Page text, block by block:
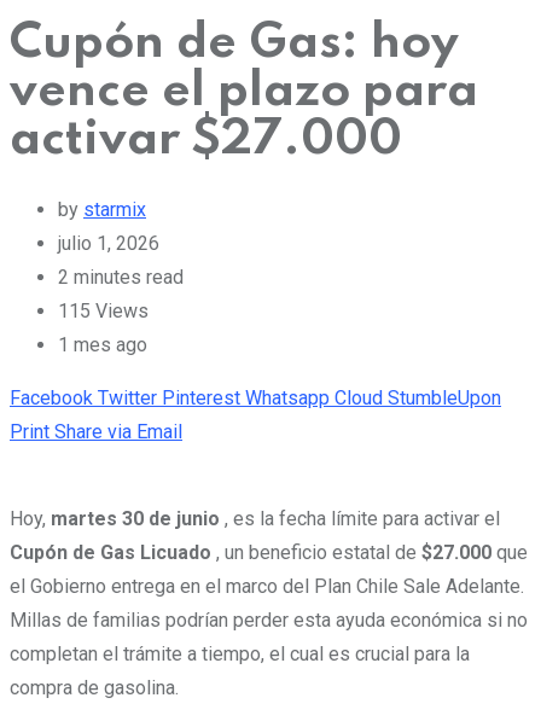
Cupón de Gas: hoy
vence el plazo para
activar $27.000
by starmix
julio 1, 2026
2 minutes read
115 Views
1 mes ago
Facebook Twitter Pinterest Whatsapp Cloud StumbleUpon
Print Share via Email
Hoy, martes 30 de junio , es la fecha límite para activar el
Cupón de Gas Licuado , un beneficio estatal de $27.000 que
el Gobierno entrega en el marco del Plan Chile Sale Adelante.
Millas de familias podrían perder esta ayuda económica si no
completan el trámite a tiempo, el cual es crucial para la
compra de gasolina.